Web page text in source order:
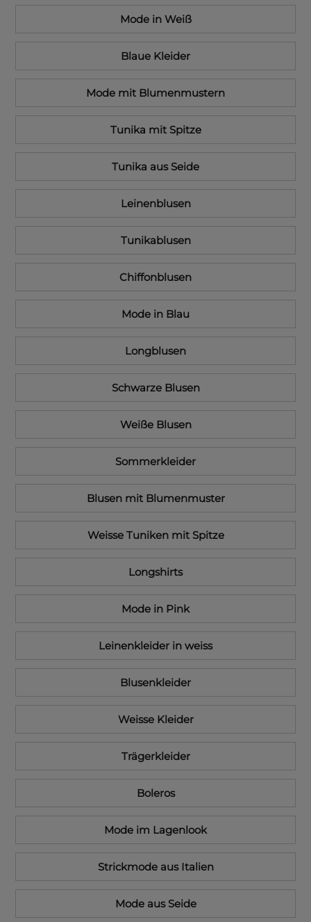
Mode in Weiß
Blaue Kleider
Mode mit Blumenmustern
Tunika mit Spitze
Tunika aus Seide
Leinenblusen
Tunikablusen
Chiffonblusen
Mode in Blau
Longblusen
Schwarze Blusen
Weiße Blusen
Sommerkleider
Blusen mit Blumenmuster
Weisse Tuniken mit Spitze
Longshirts
Mode in Pink
Leinenkleider in weiss
Blusenkleider
Weisse Kleider
Trägerkleider
Boleros
Mode im Lagenlook
Strickmode aus Italien
Mode aus Seide